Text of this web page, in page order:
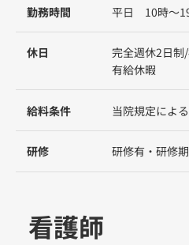
勤務時間 平日 10時～
休日
完全週休2日
有給休暇
給料条件 当院規定による
研修 研修有・研修
看護師